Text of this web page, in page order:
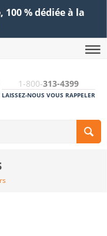
% dédiée à la
1-800-313-4399
LAISSEZ-NOUS VOUS RAPPELER